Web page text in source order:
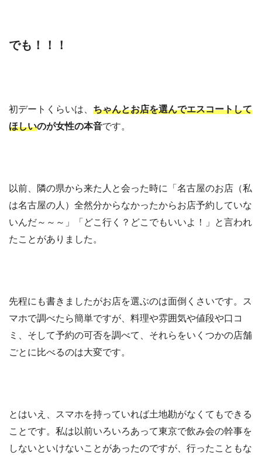
でも！！！
初デートくらいは、 ちゃんとお店を選んでエスコートして
ほしいのが女性の本音です。
以前、隣の県から来た人と会った時に「名古屋のお店（私
は名古屋の人）全然分からなかったからお店予約していな
いんだ～～～」「どこ行く？どこでもいいよ！」と言われ
たことがありました。
先程にも書きましたがお店を選ぶのは面倒くさいです。ス
マホで調べたら簡単ですが、料理や雰囲気や値段や口コ
ミ、そして予約の可否を調べて、それらをいくつかの店舗
ごとに比べるのは大変です。
とはいえ、スマホを持っていれば土地勘がなくてもできる
ことです。私は以前いろいろあって東京で飲み会の幹事を
しないといけないことがあったのですが、行ったこともな